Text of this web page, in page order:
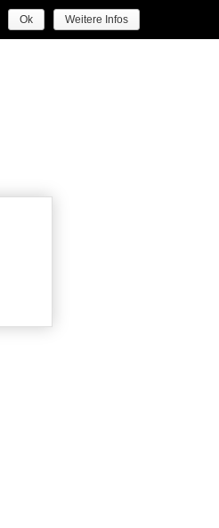
Ok Weitere Infos